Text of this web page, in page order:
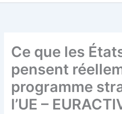
Ce que les
pensent
programme
l’UE –